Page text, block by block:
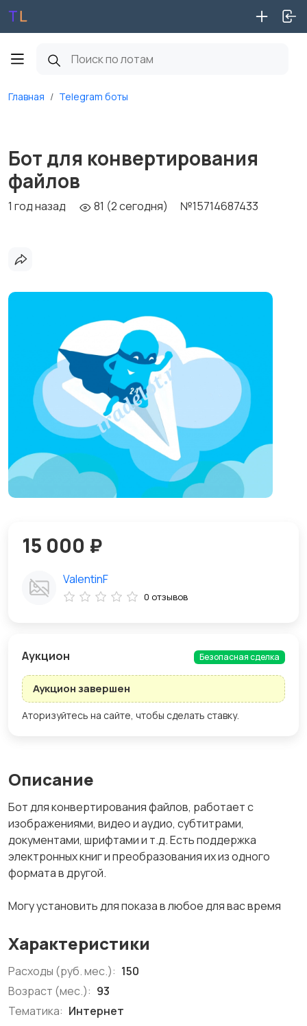
Главная Telegram боты
Бот для конвертирования
файлов
1 год назад 81 (2 сегодня) №15714687433
Описание
Бот для конвертирования файлов, работает с
изображениями, видео и аудио, субтитрами,
документами, шрифтами и т.д. Есть поддержка
электронных книг и преобразования их из одного
формата в другой.
Могу установить для показа в любое для вас время
Характеристики
Расходы (руб. мес.): 150
Возраст (мес.): 93
Тематика: Интернет
15 000 ₽
ValentinF
0 отзывов
Aукцион Безопасная сделка
Аукцион завершен
Аторизуйтесь на сайте, чтобы сделать ставку.